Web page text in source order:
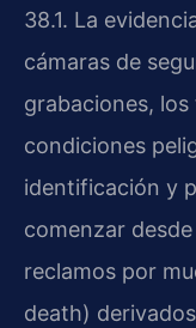
38.1. La
cámaras de
grabaciones,
condiciones
identificación y
comenzar
reclamos por
death)